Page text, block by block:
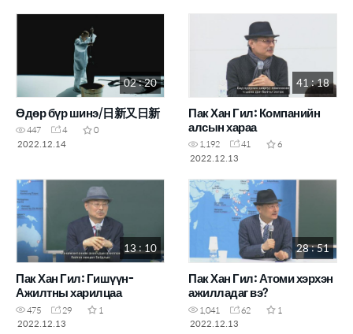
02 : 20
Өдөр бүр шинэ/日新又日新
447 4
0
2022.12.14
41 : 18
Пак Хан Гил: Компанийн
алсын хараа
1,192 41
6
2022.12.13
13 : 10
Пак Хан Гил: Гишүүн-
Ажилтны харилцаа
475 29
1
2022.12.13
28 : 51
Пак Хан Гил: Атоми хэрхэн
ажилладаг вэ?
1,041 62
1
2022.12.13